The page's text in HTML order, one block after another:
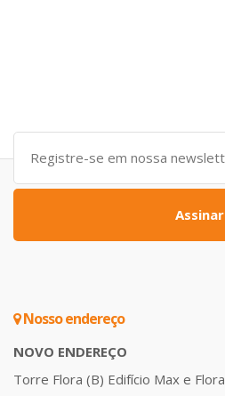
Assinar
Nosso endereço
NOVO ENDEREÇO
Torre Flora (B) Edifício Max e Flora